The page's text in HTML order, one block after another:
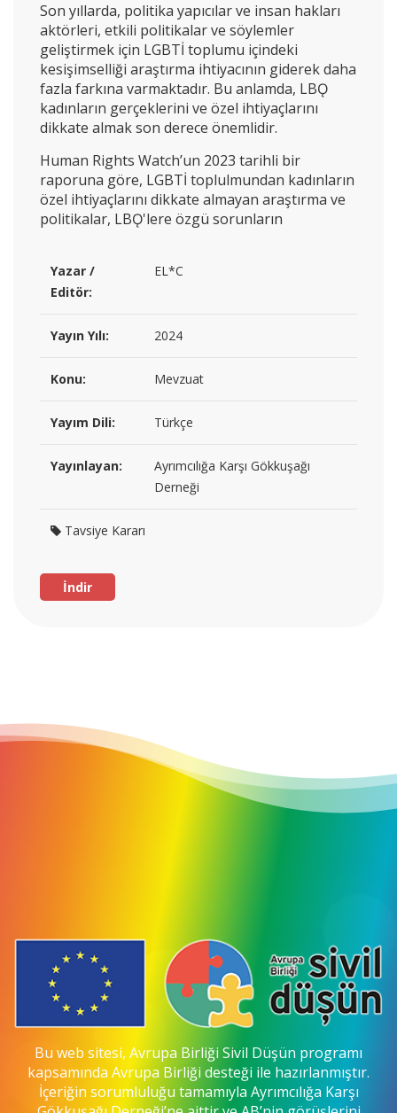
Son yıllarda, politika yapıcılar ve insan hakları
aktörleri, etkili politikalar ve söylemler
geliştirmek için LGBTİ toplumu içindeki
kesişimselliği araştırma ihtiyacının giderek daha
fazla farkına varmaktadır. Bu anlamda, LBǪ
kadınların gerçeklerini ve özel ihtiyaçlarını
dikkate almak son derece önemlidir.
Human Rights Watch’un 2023 tarihli bir
raporuna göre, LGBTİ toplulmundan kadınların
özel ihtiyaçlarını dikkate almayan araştırma ve
politikalar, LBǪ'lere özgü sorunların
Yazar /
Editör:
EL*C
Yayın Yılı: 2024
Konu: Mevzuat
Yayım Dili: Türkçe
Yayınlayan:
Ayrımcılığa Karşı Gökkuşağı
Derneği
Tavsiye Kararı
İndir
Bu web sitesi, Avrupa Birliği Sivil Düşün programı
kapsamında Avrupa Birliği desteği ile hazırlanmıştır.
İçeriğin sorumluluğu tamamıyla Ayrımcılığa Karşı